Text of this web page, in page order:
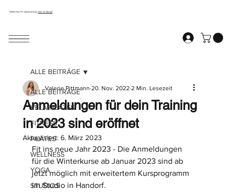
Reformer Probetraining, hier entlang!
ALLE BEITRÄGE
VELA PILATES
FITNESS
PILATES
WELLNESS
YOGA
STUDIOS
ALLE BEITRÄGE
Anmeldungen für dein Training
in 2023 sind eröffnet
Valerie Pittmann 20. Nov. 2022 2 Min. Lesezeit
Aktualisiert: 6. März 2023
Fit ins neue Jahr 2023 - Die Anmeldungen
für die Winterkurse ab Januar 2023 sind ab
jetzt möglich mit erweitertem Kursprogramm
im Studio in Handorf.